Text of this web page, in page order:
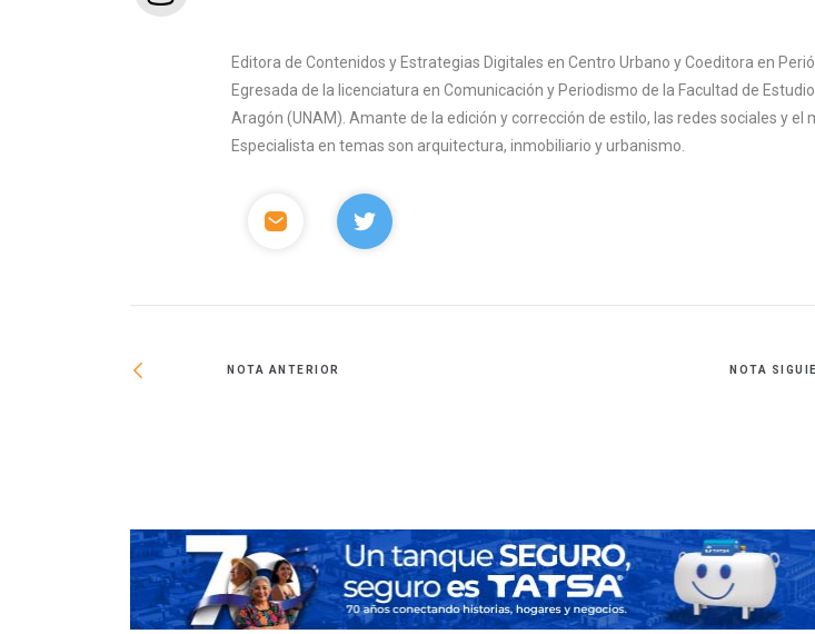
Editora de Contenidos y Estrategias Digitales en Centro Urbano y Coeditora en
Egresada de la licenciatura en Comunicación y Periodismo de la Facultad de
Aragón (UNAM). Amante de la edición y corrección de estilo, las redes sociales y el
Especialista en temas son arquitectura, inmobiliario y urbanismo.
NOTA ANTERIOR NOTA